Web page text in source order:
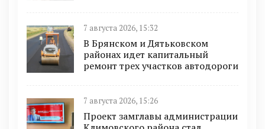
7 августа 2026, 15:32
В Брянском и Дятьковском
районах идет капитальный
ремонт трех участков автодороги
7 августа 2026, 15:26
Проект замглавы администрации